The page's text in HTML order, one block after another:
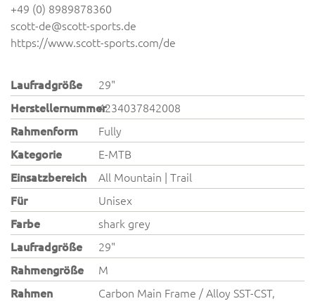
+49 (0) 8989878360
scott-de@scott-sports.de
https://www.scott-sports.com/de
Laufradgröße
29"
Herstellernummer4234037842008
Rahmenform
Fully
Kategorie
E-MTB
Einsatzbereich
All Mountain | Trail
Für
Unisex
Farbe
shark grey
Laufradgröße
29"
Rahmengröße
M
Rahmen
Carbon Main Frame / Alloy SST-CST,